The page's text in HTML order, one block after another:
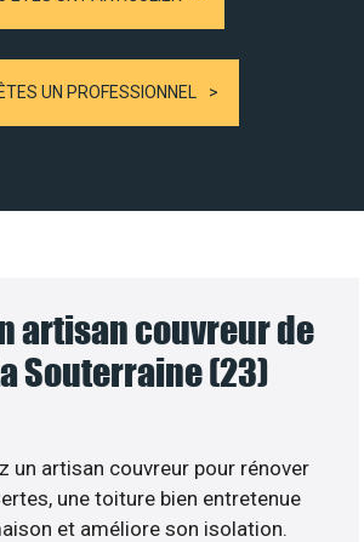
UN PROFESSIONNEL
artisan couvreur de
Souterraine (23)
un artisan couvreur pour rénover
une toiture bien entretenue
et améliore son isolation.